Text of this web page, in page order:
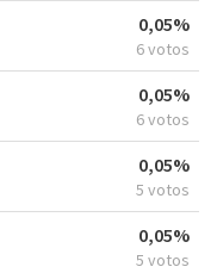
0,05%
6 votos
0,05%
6 votos
0,05%
5 votos
0,05%
5 votos